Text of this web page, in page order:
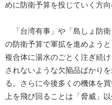
めに防衛予算を投じていく方向
「台湾有事」や「島しょ防
の防衛予算で軍拡を進めよう
複合体に湯水のごとく注ぎ続
されないような欠陥品ばかり
る。さらに今後多くの機体を
上を飛び回ることは「脅威」